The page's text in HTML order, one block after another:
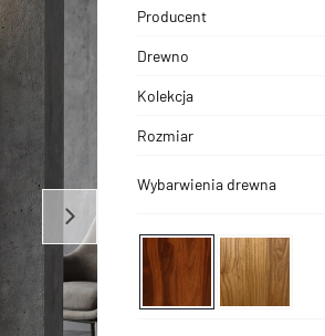
Producent
Drewno
Kolekcja
Rozmiar
Wybarwienia drewna